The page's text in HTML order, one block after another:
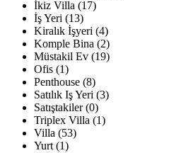
İkiz Villa (17)
İş Yeri (13)
Kiralık İşyeri (4)
Komple Bina (2)
Müstakil Ev (19)
Ofis (1)
Penthouse (8)
Satılık Iş Yeri (3)
Satıştakiler (0)
Triplex Villa (1)
Villa (53)
Yurt (1)